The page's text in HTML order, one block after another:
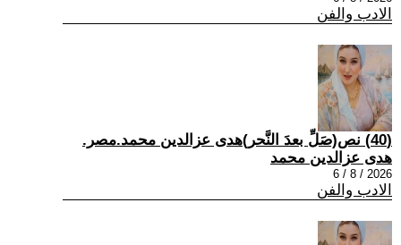
الادب والفن
(40) نص(صَلِّ بعدَ النَّحر)هدى عزالدين محمد.مصر.
هدى عزالدين محمد
2026 / 8 / 6
الادب والفن